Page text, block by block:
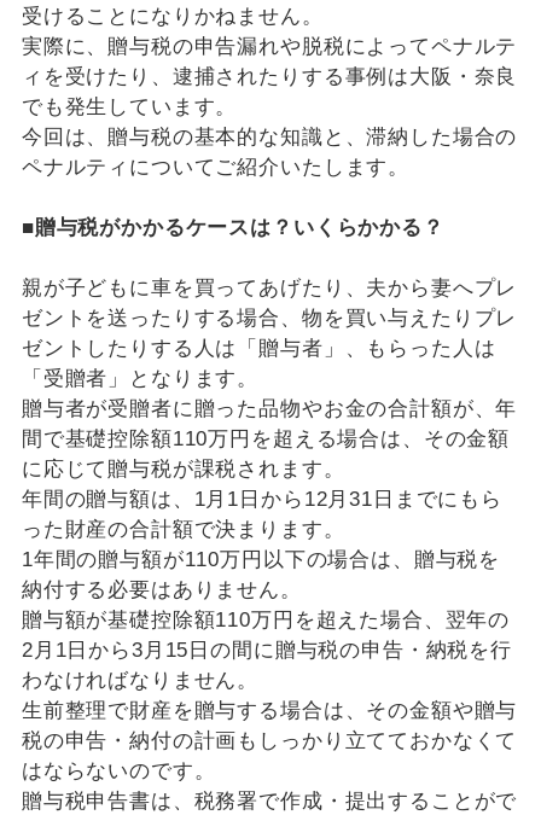
受けることになりかねません。
実際に、贈与税の申告漏れや脱税によってペナルテ
ィを受けたり、逮捕されたりする事例は大阪・奈良
でも発生しています。
今回は、贈与税の基本的な知識と、滞納した場合の
ペナルティについてご紹介いたします。
■贈与税がかかるケースは？いくらかかる？
親が子どもに車を買ってあげたり、夫から妻へプレ
ゼントを送ったりする場合、物を買い与えたりプレ
ゼントしたりする人は「贈与者」、もらった人は
「受贈者」となります。
贈与者が受贈者に贈った品物やお金の合計額が、年
間で基礎控除額110万円を超える場合は、その金額
に応じて贈与税が課税されます。
年間の贈与額は、1月1日から12月31日までにもら
った財産の合計額で決まります。
1年間の贈与額が110万円以下の場合は、贈与税を
納付する必要はありません。
贈与額が基礎控除額110万円を超えた場合、翌年の
2月1日から3月15日の間に贈与税の申告・納税を行
わなければなりません。
生前整理で財産を贈与する場合は、その金額や贈与
税の申告・納付の計画もしっかり立てておかなくて
はならないのです。
贈与税申告書は、税務署で作成・提出することがで